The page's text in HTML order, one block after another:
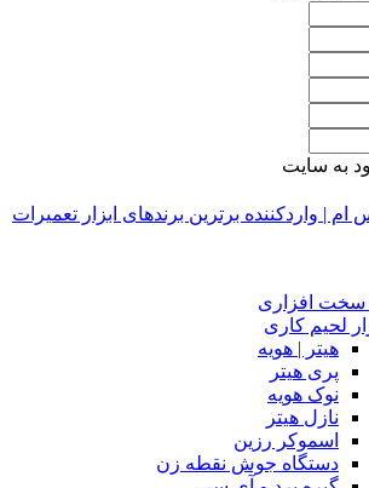
به سایت
سخت افزاری
لحیم کاری
هیتر | هویه
پری هیتر
نوک هویه
نازل هیتر
اسموکر رزین
دستگاه جوش نقطه زن